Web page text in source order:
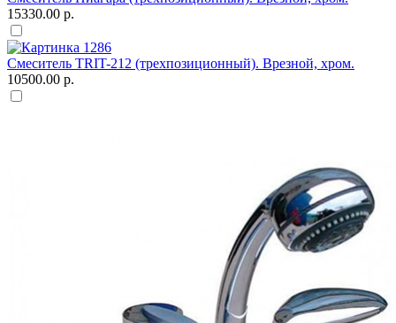
15330.00 р.
Смеситель TRIT-212 (трехпозиционный). Врезной, хром.
10500.00 р.